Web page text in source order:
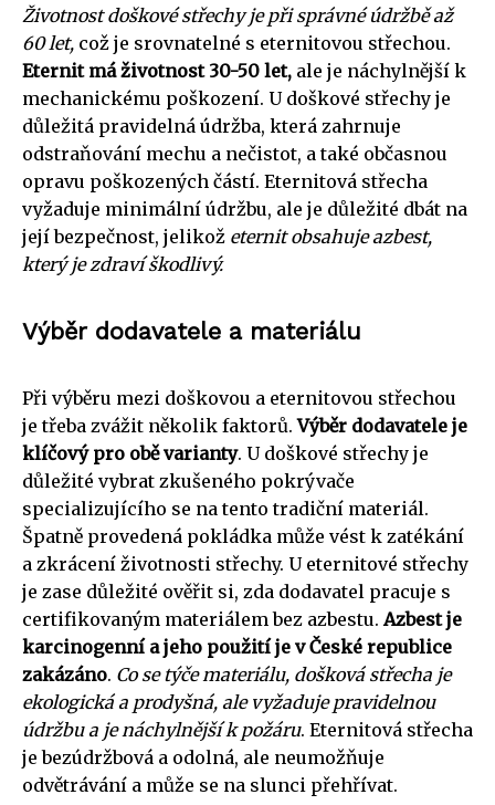
Životnost doškové střechy je při správné údržbě až
60 let, což je srovnatelné s eternitovou střechou.
Eternit má životnost 30-50 let, ale je náchylnější k
mechanickému poškození. U doškové střechy je
důležitá pravidelná údržba, která zahrnuje
odstraňování mechu a nečistot, a také občasnou
opravu poškozených částí. Eternitová střecha
vyžaduje minimální údržbu, ale je důležité dbát na
její bezpečnost, jelikož eternit obsahuje azbest,
který je zdraví škodlivý.
Výběr dodavatele a materiálu
Při výběru mezi doškovou a eternitovou střechou
je třeba zvážit několik faktorů.Výběr dodavatele je
klíčový pro obě varianty. U doškové střechy je
důležité vybrat zkušeného pokrývače
specializujícího se na tento tradiční materiál.
Špatně provedená pokládka může vést k zatékání
a zkrácení životnosti střechy. U eternitové střechy
je zase důležité ověřit si, zda dodavatel pracuje s
certifikovaným materiálem bez azbestu. Azbest je
karcinogenní a jeho použití je v České republice
zakázáno. Co se týče materiálu, došková střecha je
ekologická a prodyšná, ale vyžaduje pravidelnou
údržbu a je náchylnější k požáru. Eternitová střecha
je bezúdržbová a odolná, ale neumožňuje
odvětrávání a může se na slunci přehřívat.